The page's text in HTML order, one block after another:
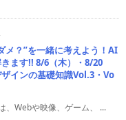
メ？”を一緒に考えよう！AI
ます!! 8/6（木）・8/20
ザインの基礎知識Vol.3・Vo
、Webや映像、ゲーム、 ...